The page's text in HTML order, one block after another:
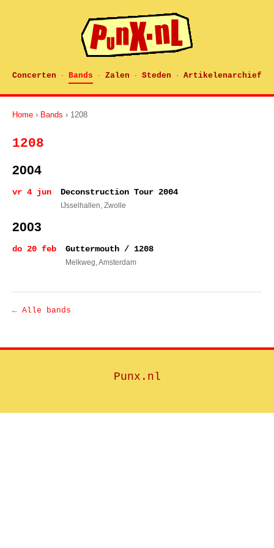
Concerten · Bands · Zalen · Steden · Artikelenarchief
Home › Bands › 1208
1208
2004
vr 4 jun Deconstruction Tour 2004
IJsselhallen, Zwolle
2003
do 20 feb Guttermouth / 1208
Melkweg, Amsterdam
← Alle bands
Punx.nl